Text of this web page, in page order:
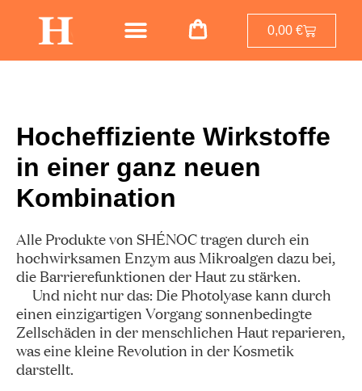
0,00€
Hocheffiziente Wirkstoffe
in einer ganz neuen
Kombination
Alle Produkte von SHÉNOC tragen durch ein
hochwirksamen Enzym aus Mikroalgen dazu bei,
die Barrierefunktionen der Haut zu stärken.
Und nicht nur das: Die Photolyase kann durch
einen einzigartigen Vorgang sonnenbedingte
Zellschäden in der menschlichen Haut reparieren,
was eine kleine Revolution in der Kosmetik
darstellt.